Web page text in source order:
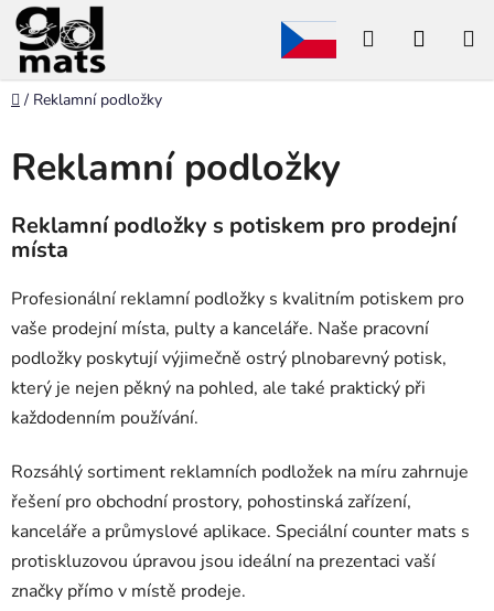
Přejít
na
obsah
Hledat
Domů
/ Reklamní podložky
Reklamní podložky
Reklamní podložky s potiskem pro prodejní
místa
Profesionální reklamní podložky s kvalitním potiskem pro
vaše prodejní místa, pulty a kanceláře. Naše pracovní
podložky poskytují výjimečně ostrý plnobarevný potisk,
který je nejen pěkný na pohled, ale také praktický při
každodenním používání.
Rozsáhlý sortiment reklamních podložek na míru zahrnuje
řešení pro obchodní prostory, pohostinská zařízení,
kanceláře a průmyslové aplikace. Speciální counter mats s
protiskluzovou úpravou jsou ideální na prezentaci vaší
značky přímo v místě prodeje.